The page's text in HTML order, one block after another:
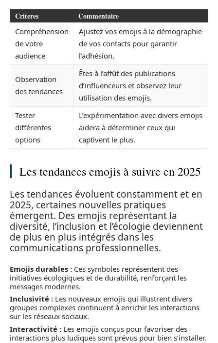
Criteres Commentaire
Compréhension
de votre
audience
Ajustez vos emojis à la démographie
de vos contacts pour garantir
l’adhésion.
Observation
des tendances
Êtes à l’affût des publications
d’influenceurs et observez leur
utilisation des emojis.
Tester
différentes
options
L’expérimentation avec divers emojis
aidera à déterminer ceux qui
captivent le plus.
Les tendances emojis à suivre en 2025
Les tendances évoluent constamment et en
2025, certaines nouvelles pratiques
émergent. Des emojis représentant la
diversité, l’inclusion et l’écologie deviennent
de plus en plus intégrés dans les
communications professionnelles.
Emojis durables : Ces symboles représentent des
initiatives écologiques et de durabilité, renforçant les
messages modernes.
Inclusivité : Les nouveaux emojis qui illustrent divers
groupes complexes continuent à enrichir les interactions
sur les réseaux sociaux.
Interactivité : Les emojis conçus pour favoriser des
interactions plus ludiques sont prévus pour bien s’installer.